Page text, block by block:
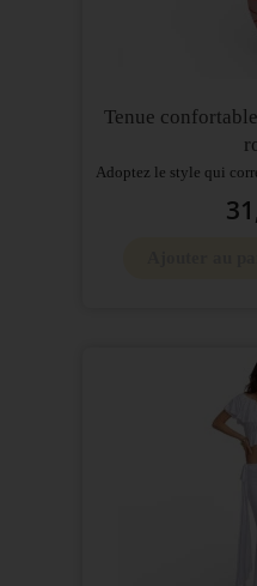
Tenue
Adoptez le style qui